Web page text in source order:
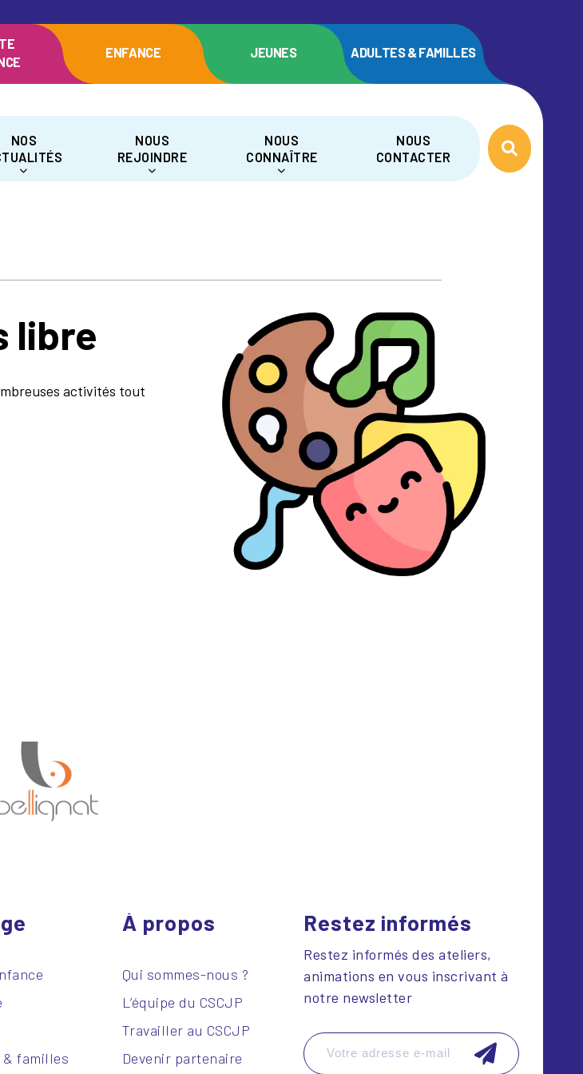
ENFANCE JEUNES ADULTES & FAMILLES
NOS
NOUS
REJOINDRE
NOUS
CONNAÎTRE
NOUS
CONTACTER
libre
activités tout
familles
À propos
Qui sommes-nous ?
L’équipe du CSCJP
Travailler au CSCJP
Devenir partenaire
Restez informés
Restez informés des ateliers,
animations en vous inscrivant à
notre newsletter